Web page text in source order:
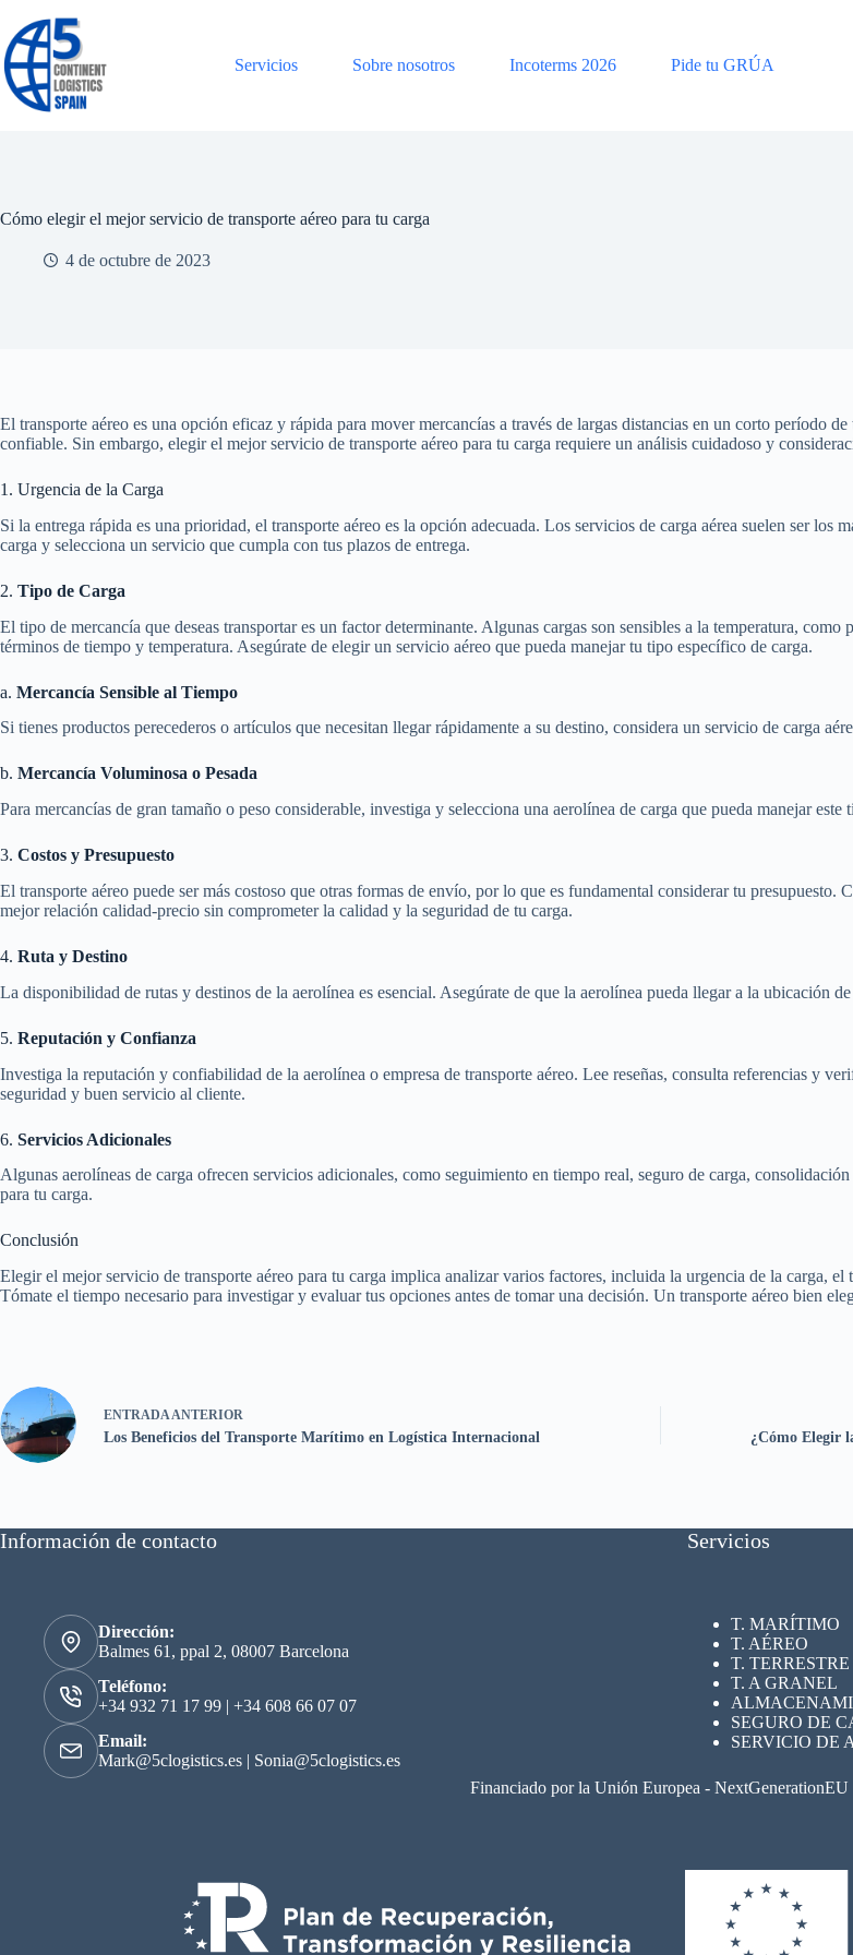
contenido
Servicios
Sobre nosotros Incoterms 2026 Pide tu GRÚA
Cómo elegir el mejor servicio de transporte aéreo para tu carga
4 de octubre de 2023
El transporte aéreo es una opción eficaz y rápida para mover mercancías a través de largas distancias en un corto período
confiable. Sin embargo, elegir el mejor servicio de transporte aéreo para tu carga requiere un análisis cuidadoso y
1. Urgencia de la Carga
Si la entrega rápida es una prioridad, el transporte aéreo es la opción adecuada. Los servicios de carga aérea suelen ser
carga y selecciona un servicio que cumpla con tus plazos de entrega.
2. Tipo de Carga
El tipo de mercancía que deseas transportar es un factor determinante. Algunas cargas son sensibles a la temperatura,
términos de tiempo y temperatura. Asegúrate de elegir un servicio aéreo que pueda manejar tu tipo específico de carga.
a. Mercancía Sensible al Tiempo
Si tienes productos perecederos o artículos que necesitan llegar rápidamente a su destino, considera un servicio de carga
b. Mercancía Voluminosa o Pesada
Para mercancías de gran tamaño o peso considerable, investiga y selecciona una aerolínea de carga que pueda manejar este
3. Costos y Presupuesto
El transporte aéreo puede ser más costoso que otras formas de envío, por lo que es fundamental considerar tu presupuesto.
mejor relación calidad-precio sin comprometer la calidad y la seguridad de tu carga.
4. Ruta y Destino
La disponibilidad de rutas y destinos de la aerolínea es esencial. Asegúrate de que la aerolínea pueda llegar a la ubicación
5. Reputación y Confianza
Investiga la reputación y confiabilidad de la aerolínea o empresa de transporte aéreo. Lee reseñas, consulta referencias y
seguridad y buen servicio al cliente.
6. Servicios Adicionales
Algunas aerolíneas de carga ofrecen servicios adicionales, como seguimiento en tiempo real, seguro de carga,
para tu carga.
Conclusión
Elegir el mejor servicio de transporte aéreo para tu carga implica analizar varios factores, incluida la urgencia de la carga,
Tómate el tiempo necesario para investigar y evaluar tus opciones antes de tomar una decisión. Un transporte aéreo bien
ENTRADA ANTERIOR
Los Beneficios del Transporte Marítimo en Logística Internacional ¿Cómo Elegir
Información de contacto
Dirección:
Balmes 61, ppal 2, 08007 Barcelona
Teléfono:
+34 932 71 17 99 | +34 608 66 07 07
Email:
Mark@5clogistics.es | Sonia@5clogistics.es
Servicios
T. MARÍTIMO
T. AÉREO
T. TERRESTRE
T. A GRANEL
SEGURO DE
SERVICIO DE
Financiado por la Unión Europea - NextGenerationEU